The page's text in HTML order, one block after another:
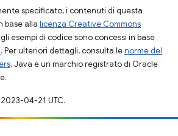
specificato, i contenuti di questa
base alla licenza Creative Commons
esempi di codice sono concessi in base
. Per ulteriori dettagli, consulta lenorme del
. Java è un marchio registrato di Oracle
04-21 UTC.